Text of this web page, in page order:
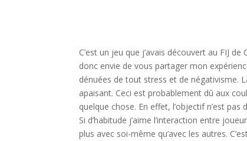
C’est un jeu que j’avais découvert au FIJ
donc envie de vous partager mon
dénuées de tout stress et de négativisme.
apaisant. Ceci est probablement dû aux
quelque chose. En effet, l’objectif n’est
Si d’habitude j’aime l’interaction entre
plus avec soi-même qu’avec les autres.